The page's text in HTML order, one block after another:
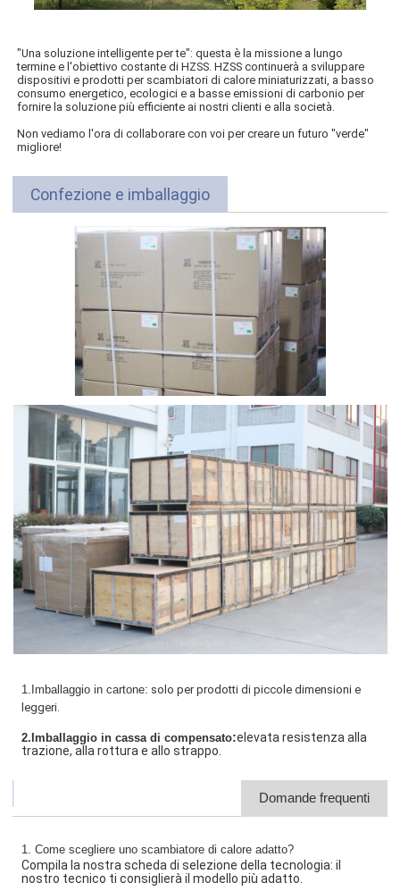
"Una soluzione intelligente per te": questa è la missione a lungo
termine e l'obiettivo costante di HZSS. HZSS continuerà a sviluppare
dispositivi e prodotti per scambiatori di calore miniaturizzati, a basso
consumo energetico, ecologici e a basse emissioni di carbonio per
fornire la soluzione più efficiente ai nostri clienti e alla società.
Non vediamo l'ora di collaborare con voi per creare un futuro "verde"
migliore!
Confezione e imballaggio
1.Imballaggio in cartone: solo per prodotti di piccole dimensioni e
leggeri.
2.Imballaggio in cassa di compensato:elevata resistenza alla
trazione, alla rottura e allo strappo.
Domande frequenti
1. Come scegliere uno scambiatore di calore adatto?
Compila la nostra scheda di selezione della tecnologia: il
nostro tecnico ti consiglierà il modello più adatto.